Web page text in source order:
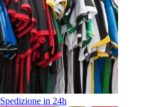
Spedizione in 24h